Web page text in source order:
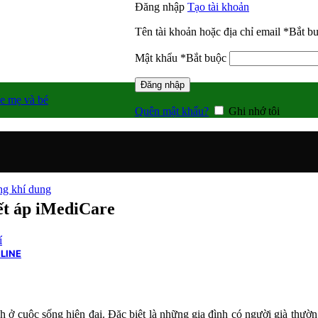
Đăng nhập Tạo tài khoản
Tên tài khoản hoặc địa chỉ email *Bắt
Mật khẩu *Bắt buộc
Đăng nhập
Quên mật khẩu? Ghi nhớ tôi
mẹ và bé
khí dung
áp iMediCare
ở cuộc sống hiện đại. Đặc biệt là những gia đình có người già